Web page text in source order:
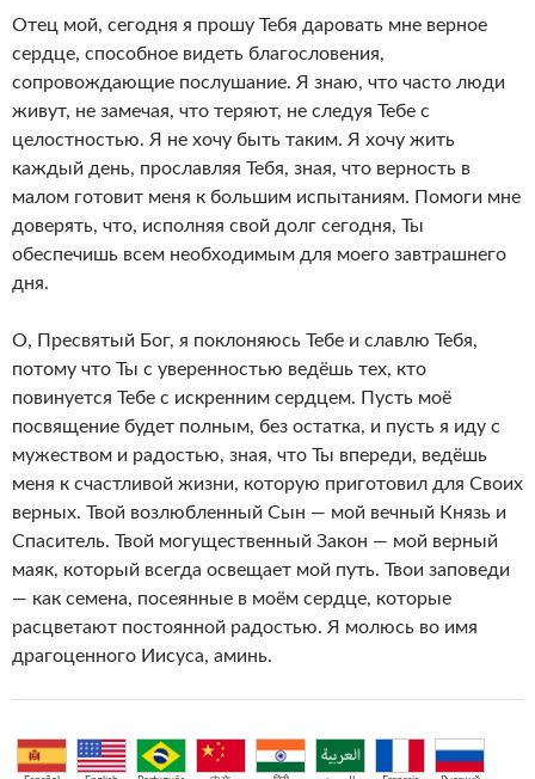
Отец мой, сегодня я прошу Тебя даровать мне верное
сердце, способное видеть благословения,
сопровождающие послушание. Я знаю, что часто люди
живут, не замечая, что теряют, не следуя Тебе с
целостностью. Я не хочу быть таким. Я хочу жить
каждый день, прославляя Тебя, зная, что верность в
малом готовит меня к большим испытаниям. Помоги мне
доверять, что, исполняя свой долг сегодня, Ты
обеспечишь всем необходимым для моего завтрашнего
дня.
О, Пресвятый Бог, я поклоняюсь Тебе и славлю Тебя,
потому что Ты с уверенностью ведёшь тех, кто
повинуется Тебе с искренним сердцем. Пусть моё
посвящение будет полным, без остатка, и пусть я иду с
мужеством и радостью, зная, что Ты впереди, ведёшь
меня к счастливой жизни, которую приготовил для Своих
верных. Твой возлюбленный Сын — мой вечный Князь и
Спаситель. Твой могущественный Закон — мой верный
маяк, который всегда освещает мой путь. Твои заповеди
— как семена, посеянные в моём сердце, которые
расцветают постоянной радостью. Я молюсь во имя
драгоценного Иисуса, аминь.